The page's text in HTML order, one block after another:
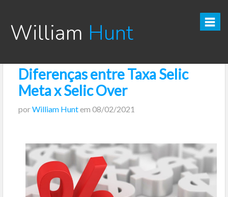
William Hunt
CURSO TESOURO DIRETO PRO
INFOGRÁFICOS
POSTS
Diferenças entre Taxa Selic
Meta x Selic Over
porWilliam Huntem 08/02/2021